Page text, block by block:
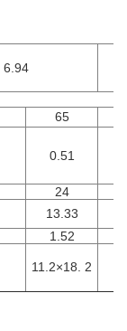
6.94
65
0.51
24
13.33
1.52
11.2×18. 2